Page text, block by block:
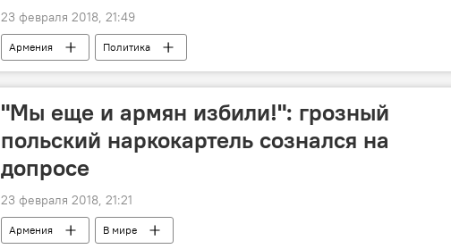
23 февраля 2018, 21:49
Армения Политика
"Мы еще и армян избили!": грозный
польский наркокартель сознался на
допросе
23 февраля 2018, 21:21
Армения В мире